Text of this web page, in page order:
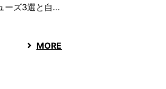
ーズ3選と自...
MORE